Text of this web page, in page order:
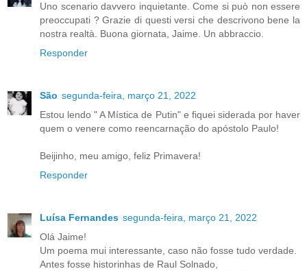
Uno scenario davvero inquietante. Come si può non essere
preoccupati ? Grazie di questi versi che descrivono bene la
nostra realtà. Buona giornata, Jaime. Un abbraccio.
Responder
São segunda-feira, março 21, 2022
Estou lendo " A Mística de Putin" e fiquei siderada por haver
quem o venere como reencarnação do apóstolo Paulo!
Beijinho, meu amigo, feliz Primavera!
Responder
Luísa Fernandes segunda-feira, março 21, 2022
Olá Jaime!
Um poema mui interessante, caso não fosse tudo verdade.
Antes fosse historinhas de Raul Solnado,